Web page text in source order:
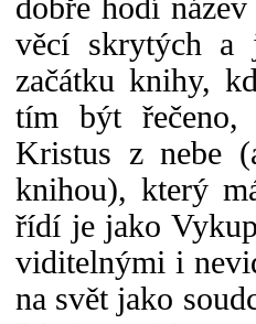
dobře hodí
věcí skrytých a
začátku knihy,
tím být řečeno,
Kristus z nebe
knihou), který
řídí je jako
viditelnými i
na svět jako